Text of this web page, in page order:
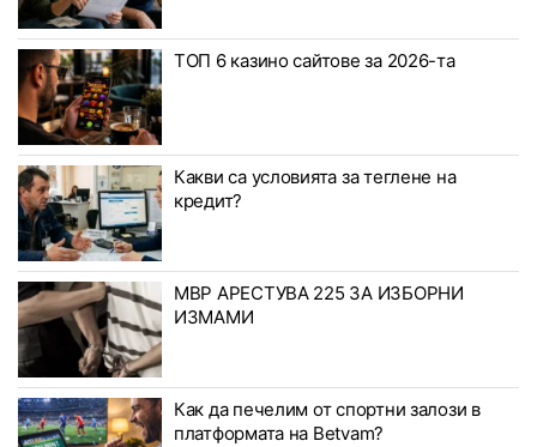
ТОП 6 казино сайтове за 2026-та
Какви са условията за теглене на
кредит?
МВР АРЕСТУВА 225 ЗА ИЗБОРНИ
ИЗМАМИ
Как да печелим от спортни залози в
платформата на Betvam?